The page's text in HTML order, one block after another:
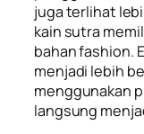
juga terlihat
kain sutra
bahan fashion.
menjadi lebih
menggunakan
langsung